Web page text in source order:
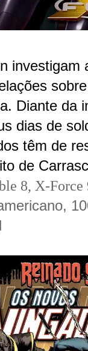
investigam
Diante da
dias de
têm de
de
8, X-